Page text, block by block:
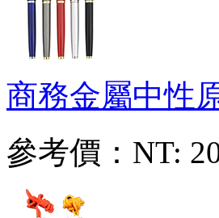
商務金屬中性
參考價： NT: